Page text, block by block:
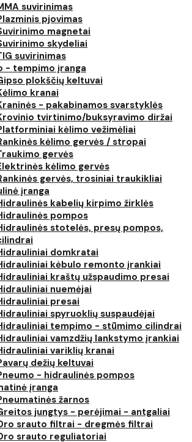
suvirinimas
pjovimas
magnetai
skydeliai
suvirinimas
- tempimo įranga
plokščių keltuvai
kranai
- pakabinamos svarstyklės
tvirtinimo/buksyravimo diržai
kėlimo vežimėliai
kėlimo gervės / stropai
gervės
kėlimo gervės
gervės, trosiniai traukikliai
įranga
kabelių kirpimo žirklės
pompos
stotelės, presų pompos,
domkratai
kėbulo remonto įrankiai
kraštų užspaudimo presai
nuemėjai
presai
spyruoklių suspaudėjai
tempimo - stūmimo cilindrai
vamzdžių lankstymo įrankiai
variklių kranai
dežių keltuvai
- hidraulinės pompos
įranga
žarnos
jungtys - perėjimai - antgaliai
srauto filtrai - dregmės filtrai
srauto reguliatoriai